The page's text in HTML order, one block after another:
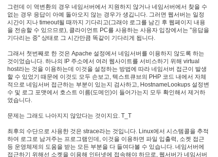
그런데 이 역변환의 경우 네임서버에서 지원하지 않거나 네임서버에서 찾을 수
없는 경우 응답이 아예 돌아오지 않는 경우가 생깁니다. 그러면 웹서버는 일정
시간이 지나 timeout될 때까지 기다리고(그래야 로그를 남긴 후 웹페이지 내용
을 전송할 수 있으므로), 클라이언트 PC를 사용하는 사용자 입장에서는 "응답을
기다리는 중" 상태로 그 시간만큼 똑같이 기다리게 됩니다.
그래서 첫번째로 한 것은 Apache 설정에서 네임서버를 이용하지 않도록 하는
것이었습니다. 하나의 IP 주소에서 여러 웹사이트를 서비스하기 위해 virtual
host라는 것을 이용하는데 이것을 설정하는 방법에 따라 네임서버 접근이 발생
할 수 있었기 때문에 이것도 모두 손보고, 텍스트큐브의 PHP 코드 내에서 자체
적으로 네임서버 접근하는 부분이 있는지 검사하고, HostnameLookups 설정변
수 및 로그 포맷에서 호스트 이름(도메인)이 들어가는지 모두 확인해서 제거하
였습니다.
문제는 그래도 나아지지 않았다는 것이지요. T_T
최후의 수단으로 사용한 것은 strace라는 것입니다. Linux에서 시스템콜을 추적
하여 로그로 남겨주는 프로그램인데, 이것을 이용하면 파일 입출력, 소켓 접근
등 운영체제의 도움을 받는 모든 부분을 다 들여다볼 수 있습니다. 네임서버에
접근하기 위해선 소켓을 이용해 인터넷에 접속해야 하므로, 웹서버가 네임서버
Notices
Categories
전
체
130
따
한
이
야